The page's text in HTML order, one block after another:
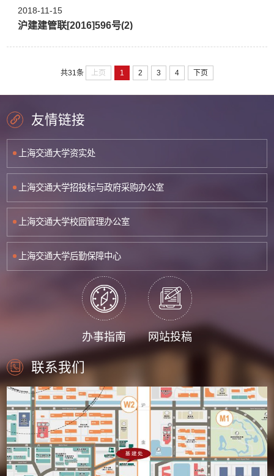
2018-11-15
沪建建管联[2016]596号(2)
共31条 上页 1 2 3 4 下页
友情链接
上海交通大学资实处
上海交通大学招投标与政府采购办公室
上海交通大学校园管理办公室
上海交通大学后勤保障中心
办事指南 网站投稿
联系我们